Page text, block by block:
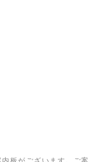
板がございます。ご案